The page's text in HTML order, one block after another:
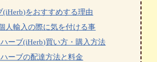
(iHerb)をおすすめする理由
人輸入の際に気を付ける事
ーブ(iHerb)買い方・購入方法
ーブの配達方法と料金